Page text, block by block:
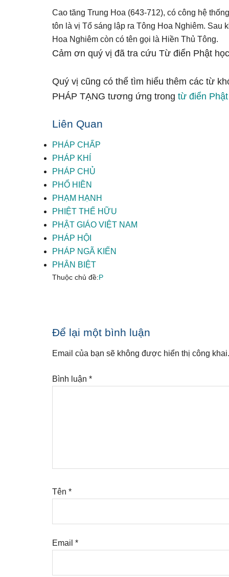
Cao tăng Trung Hoa (643-712), có công hệ
tôn là vị Tổ sáng lập ra Tông Hoa Nghiêm. Sau
Hoa Nghiêm còn có tên gọi là Hiền Thủ Tông.
Cảm ơn quý vị đã tra cứu Từ điển Phật
Quý vị cũng có thể tìm hiểu thêm các từ
PHÁP TẠNG tương ứng trong từ điển
Liên Quan
PHÁP CHẤP
PHÁP KHÍ
PHÁP CHỦ
PHỔ HIỀN
PHẠM HẠNH
PHIỆT THẾ HỮU
PHẬT GIÁO VIỆT NAM
PHÁP HỘI
PHÁP NGÃ KIẾN
PHÂN BIỆT
Thuộc chủ đề:P
Reader
Interactions
Để lại một bình luận
Email của bạn sẽ không được hiển thị công khai.
Bình luận *
Tên *
Email *